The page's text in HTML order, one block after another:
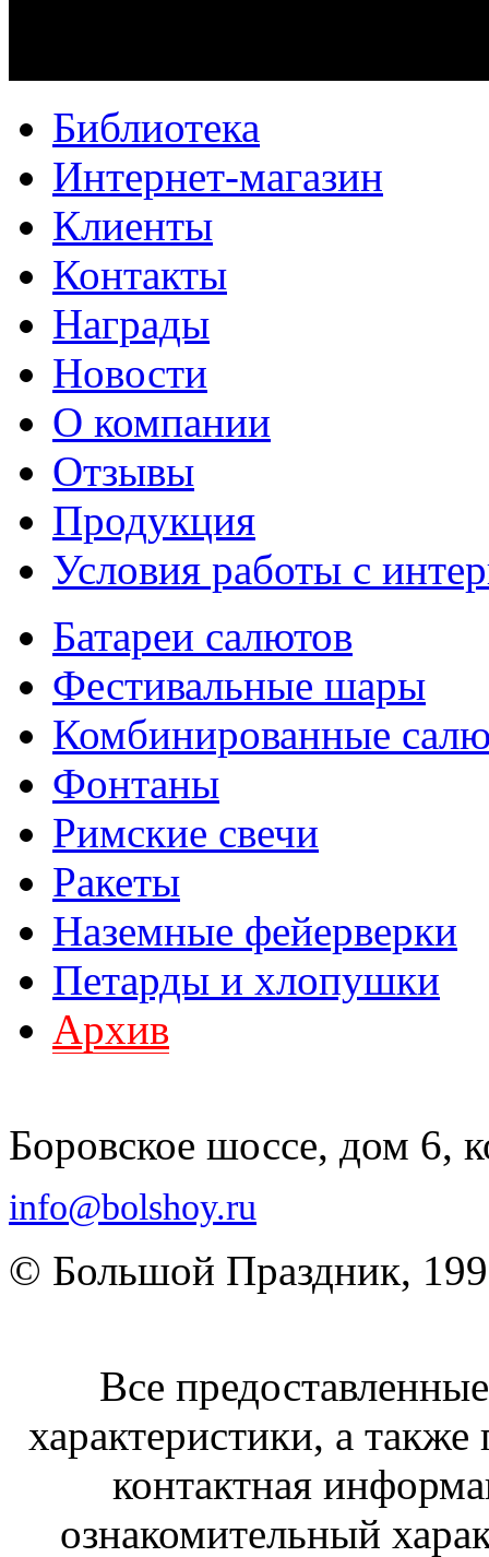
Библиотека
Интернет-магазин
Клиенты
Контакты
Награды
Новости
О компании
Отзывы
Продукция
Условия работы с
Батареи салютов
Фестивальные шары
Комбинированные
Фонтаны
Римские свечи
Ракеты
Наземные фейерверки
Петарды и хлопушки
Архив
Боровское шоссе, дом 6,
info@bolshoy.ru
© Большой Праздник,
Все
характеристики, а также
контактная
ознакомительный